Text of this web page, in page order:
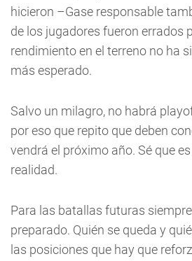
hicieron –Gase responsable
de los jugadores fueron errados
rendimiento en el terreno no ha
más esperado.
Salvo un milagro, no habrá
por eso que repito que deben
vendrá el próximo año. Sé que
realidad.
Para las batallas futuras
preparado. Quién se queda y
las posiciones que hay que